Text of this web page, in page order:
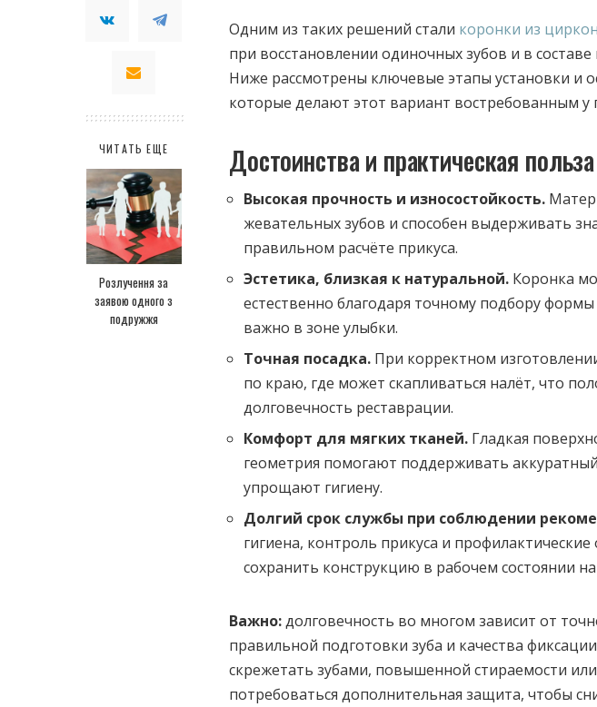
ЧИТАТЬ ЕЩЕ
Розлучення за
заявою одного з
подружжя
Одним из таких решений стали коронки из
при восстановлении одиночных зубов и в
Ниже рассмотрены ключевые этапы установки и
которые делают этот вариант востребованным у
Достоинства и практическая польза
Высокая прочность и износостойкость.
жевательных зубов и способен выдерживать
правильном расчёте прикуса.
Эстетика, близкая к натуральной. Коронка
естественно благодаря точному подбору
важно в зоне улыбки.
Точная посадка. При корректном
по краю, где может скапливаться налёт, что
долговечность реставрации.
Комфорт для мягких тканей. Гладкая
геометрия помогают поддерживать
упрощают гигиену.
Долгий срок службы при соблюдении
гигиена, контроль прикуса и
сохранить конструкцию в рабочем состоянии
Важно:долговечность во многом зависит от
правильной подготовки зуба и качества
скрежетать зубами, повышенной стираемости
потребоваться дополнительная защита, чтобы